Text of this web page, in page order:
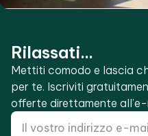
Rilassati...
Mettiti comodo e lascia
per te. Iscriviti
offerte direttamente